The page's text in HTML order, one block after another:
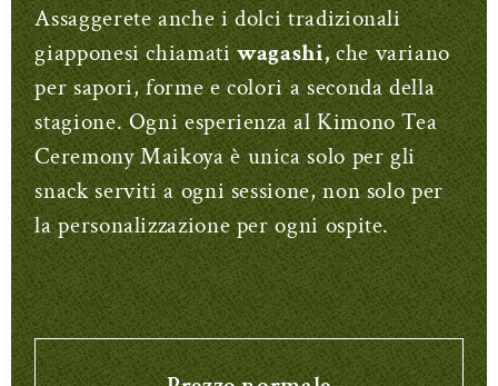
Assaggerete anche i dolci tradizionali
giapponesi chiamatiwagashi, che variano
per sapori, forme e colori a seconda della
stagione. Ogni esperienza al Kimono Tea
Ceremony Maikoya è unica solo per gli
snack serviti a ogni sessione, non solo per
la personalizzazione per ogni ospite.